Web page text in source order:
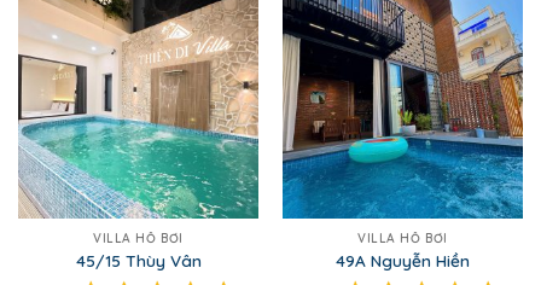
VILLA HỒ BƠI
45/15 Thùy Vân
15 khách
6 phòng ngủ, 10 giường,
7 wc
BBQ, Kara, Bida
VILLA HỒ BƠI
49A Nguyễn Hiền
12 khách
4 phòng ngủ, 4 giường,
BBQ, Kara